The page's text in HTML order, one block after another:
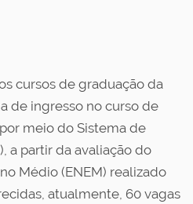
cursos de graduação da
de ingresso no curso de
meio do Sistema de
a partir da avaliação do
Médio (ENEM) realizado
atualmente, 60 vagas